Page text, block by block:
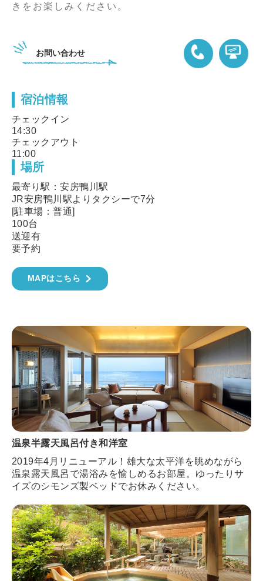
きをお楽しみください。
お問い合わせ
宿泊情報
チェックイン
14:30
チェックアウト
11:00
場所
最寄り駅：安房鴨川駅
JR安房鴨川駅よりタクシーで7分
[駐車場：普通]
100台
送迎有
要予約
MAPはこちら
温泉半露天風呂付き和洋室
2019年4月リニューアル！雄大な太平洋を眺めながら
温泉露天風呂で湯浴みを愉しめるお部屋。ゆったりサ
イズのシモンズ製ベッドでお休みください。